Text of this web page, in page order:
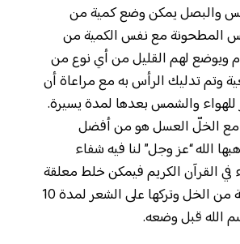
والبصل يمكن وضع كمية من
المطحونة مع نفس الكمية من
ويوضع لهم القليل من أي نوع من
وتم تدليك الرأس به مع مراعاة أن
والشمس بعدها لمدة يسيرة.
الخلّ العسل هو من أفضل
الله “عز وجل” لنا فيه شفاء
في القرآن الكريم فيمكن خلط معلقة
منه على معلقة من الخل وتركها على الشعر لمدة 10
الله قبل وضعه.